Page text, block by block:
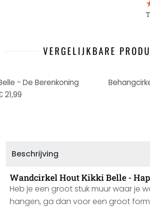
VERGELIJKBARE
- De Berenkoning
21,99
Beschrijving
Wandcirkel Hout Kikki Belle -
Heb je een groot stuk muur waar je
hangen, ga dan voor een groot